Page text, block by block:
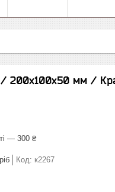
200х100х50 мм /
— 300 ₴
Код: к2267